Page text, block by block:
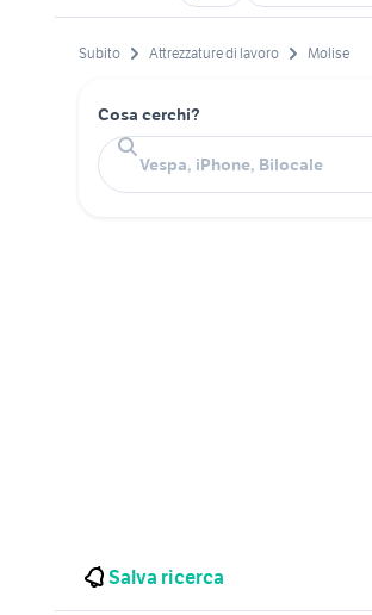
Subito Attrezzature di lavoro Molise
Cosa cerchi?
Salva ricerca